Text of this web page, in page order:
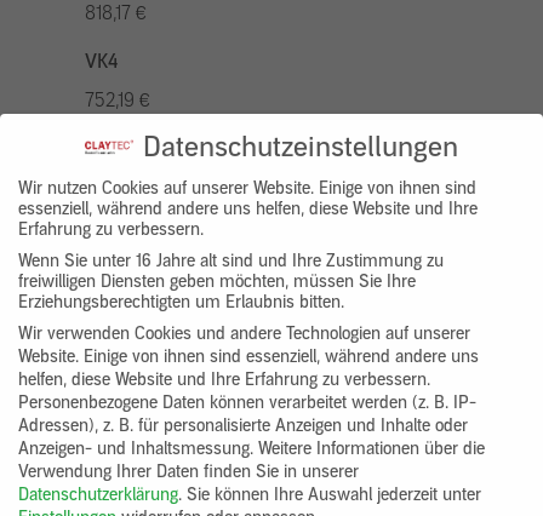
818,17 €
VK4
752,19 €
VK5
936,94 €
VK7
686,20 €
Gruppenprodukt
yosima_designputz_bigb
Datenschutzeinstellungen
Wir nutzen Cookies auf unserer Website. Einige von ihnen sind
essenziell, während andere uns helfen, diese Website und Ihre
Erfahrung zu verbessern.
Wenn Sie unter 16 Jahre alt sind und Ihre Zustimmung zu
freiwilligen Diensten geben möchten, müssen Sie Ihre
Erziehungsberechtigten um Erlaubnis bitten.
Wir verwenden Cookies und andere Technologien auf unserer
Website. Einige von ihnen sind essenziell, während andere uns
helfen, diese Website und Ihre Erfahrung zu verbessern.
Personenbezogene Daten können verarbeitet werden (z. B. IP-
Adressen), z. B. für personalisierte Anzeigen und Inhalte oder
Anzeigen- und Inhaltsmessung. Weitere Informationen über die
Verwendung Ihrer Daten finden Sie in unserer
Datenschutzerklärung. Sie können Ihre Auswahl jederzeit unter